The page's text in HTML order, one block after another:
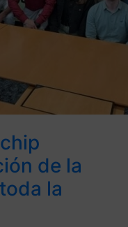
de la
la